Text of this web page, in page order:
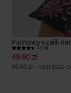
Puchowy szalik
4.5 (6)
49,90 zł
69,90 zł - najniższa